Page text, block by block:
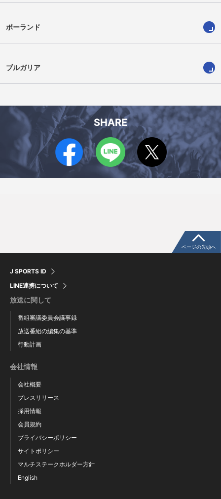
ポーランド
ブルガリア
SHARE
J SPORTS ID
LINE連携について
放送に関して
番組審議委員会議事録
放送番組の編集の基準
行動計画
会社情報
会社概要
プレスリリース
採用情報
会員規約
プライバシーポリシー
サイトポリシー
マルチステークホルダー方針
English
ページの先頭へ